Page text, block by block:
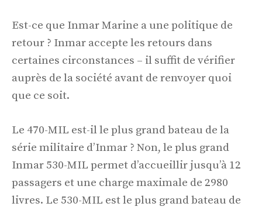
Est-ce que Inmar Marine a une politique de
retour ? Inmar accepte les retours dans
certaines circonstances – il suffit de vérifier
auprès de la société avant de renvoyer quoi
que ce soit.
Le 470-MIL est-il le plus grand bateau de la
série militaire d’Inmar ? Non, le plus grand
Inmar 530-MIL permet d’accueillir jusqu’à 12
passagers et une charge maximale de 2980
livres. Le 530-MIL est le plus grand bateau de